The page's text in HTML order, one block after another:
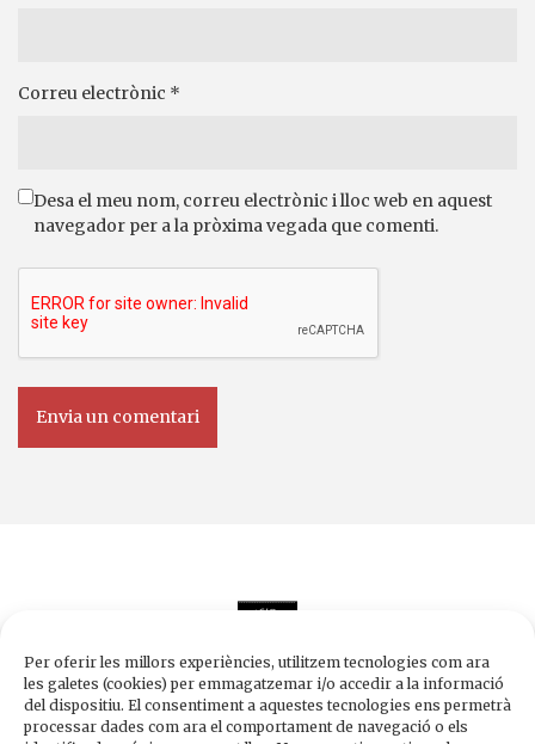
Per oferir les millors experiències, utilitzem tecnologies com ara
les galetes (cookies) per emmagatzemar i/o accedir a la informació
del dispositiu. El consentiment a aquestes tecnologies ens permetrà
processar dades com ara el comportament de navegació o els
Correu electrònic *
Desa el meu nom, correu electrònic i lloc web en aquest
navegador per a la pròxima vegada que comenti.
Edicions de 1984